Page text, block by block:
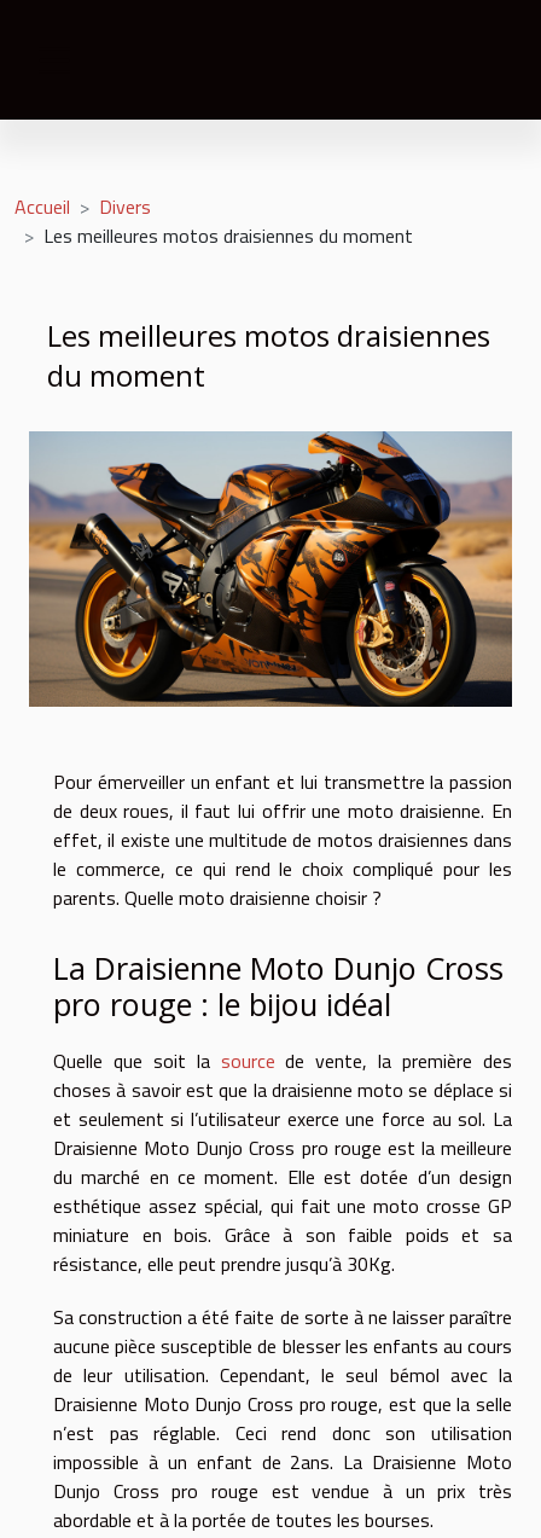
Accueil
Divers
Les meilleures motos draisiennes du moment
Les meilleures motos draisiennes
du moment
Pour émerveiller un enfant et lui transmettre la passion
de deux roues, il faut lui offrir une moto draisienne. En
effet, il existe une multitude de motos draisiennes dans
le commerce, ce qui rend le choix compliqué pour les
parents. Quelle moto draisienne choisir ?
La Draisienne Moto Dunjo Cross
pro rouge : le bijou idéal
Quelle que soit la source de vente, la première des
choses à savoir est que la draisienne moto se déplace si
et seulement si l’utilisateur exerce une force au sol. La
Draisienne Moto Dunjo Cross pro rouge est la meilleure
du marché en ce moment. Elle est dotée d’un design
esthétique assez spécial, qui fait une moto crosse GP
miniature en bois. Grâce à son faible poids et sa
résistance, elle peut prendre jusqu’à 30Kg.
Sa construction a été faite de sorte à ne laisser paraître
aucune pièce susceptible de blesser les enfants au cours
de leur utilisation. Cependant, le seul bémol avec la
Draisienne Moto Dunjo Cross pro rouge, est que la selle
n’est pas réglable. Ceci rend donc son utilisation
impossible à un enfant de 2ans. La Draisienne Moto
Dunjo Cross pro rouge est vendue à un prix très
abordable et à la portée de toutes les bourses.